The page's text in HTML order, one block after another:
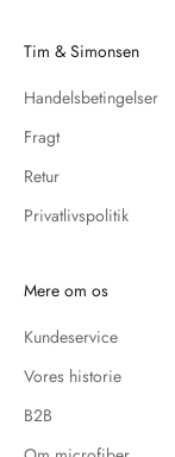
Tim & Simonsen
Handelsbetingelser
Fragt
Retur
Privatlivspolitik
Mere om os
Kundeservice
Vores historie
B2B